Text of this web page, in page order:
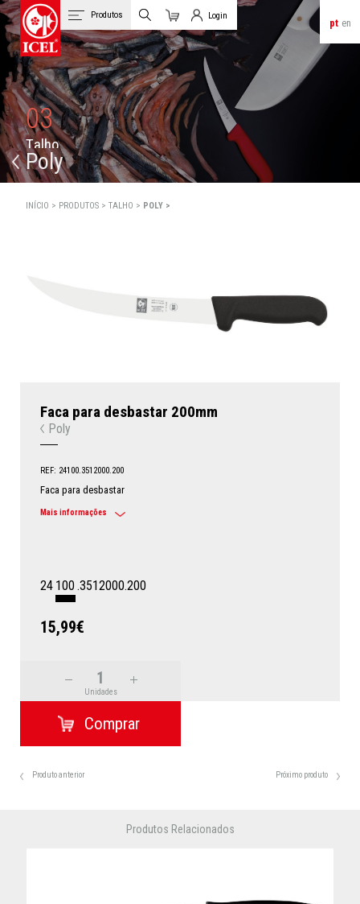
pt en
Produtos
Carrinho
Login
Login de Clientes
03
Talho
Poly
INÍCIO > PRODUTOS >TALHO > POLY >
Faca para desbastar 200mm
Poly
REF: 24100.3512000.200
Faca para desbastar
Mais informações
24 100 .3512000.200
15,99€
Unidades
Produto anterior Próximo produto
Produtos Relacionados